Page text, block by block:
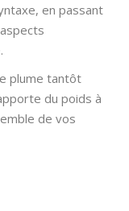
en passant
plume tantôt
du poids à
de vos